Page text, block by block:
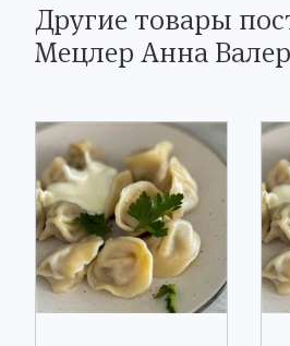
Другие товары
Мецлер Анна